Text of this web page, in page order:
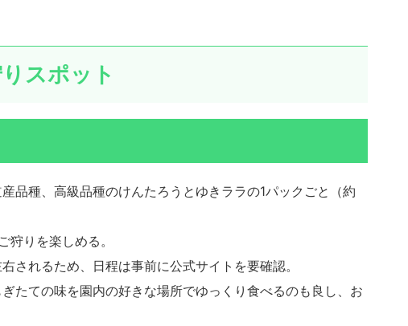
スポット
品種、高級品種のけんたろうとゆきララの1パックごと（約
狩りを楽しめる。
されるため、日程は事前に公式サイトを要確認。
たての味を園内の好きな場所でゆっくり食べるのも良し、お